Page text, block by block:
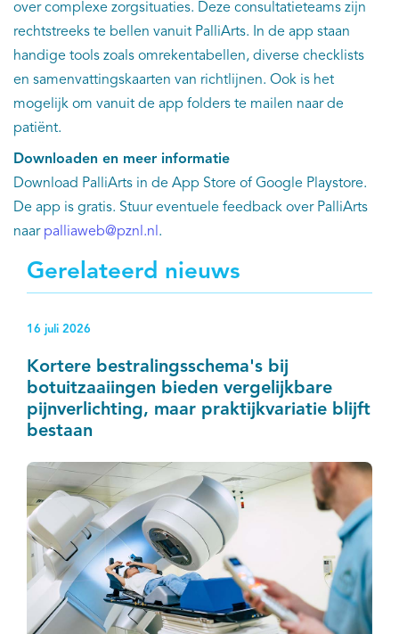
over complexe zorgsituaties. Deze consultatieteams zijn
rechtstreeks te bellen vanuit PalliArts. In de app staan
handige tools zoals omrekentabellen, diverse checklists
en samenvattingskaarten van richtlijnen. Ook is het
mogelijk om vanuit de app folders te mailen naar de
patiënt.
Downloaden en meer informatie
Download PalliArts in de App Store of Google Playstore.
De app is gratis. Stuur eventuele feedback over PalliArts
naar palliaweb@pznl.nl .
Gerelateerd nieuws
16 juli 2026
Kortere bestralingsschema's bij
botuitzaaiingen bieden vergelijkbare
pijnverlichting, maar praktijkvariatie blijft
bestaan